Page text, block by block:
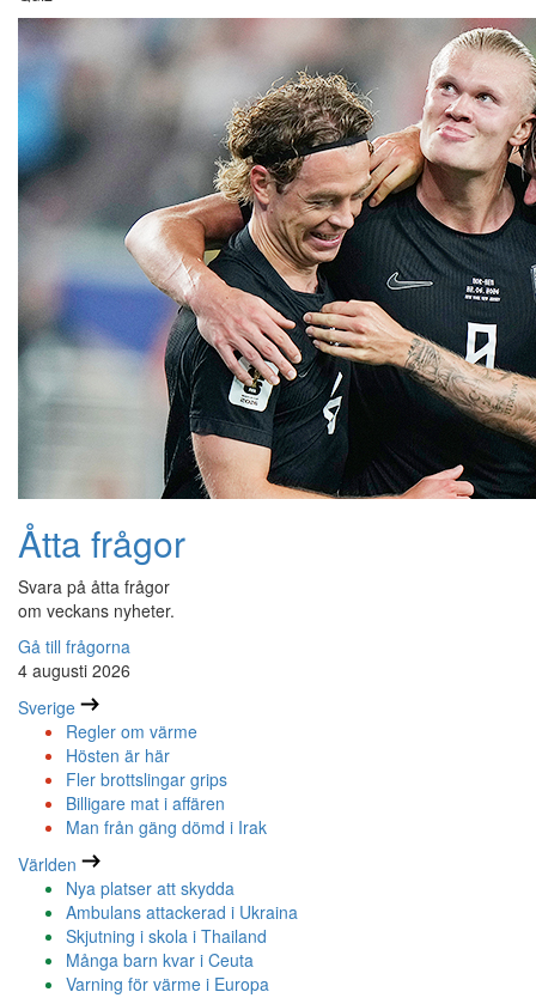
Åtta frågor
Svara på åtta frågor
om veckans nyheter.
Gå till frågorna
4 augusti 2026
Sverige
Regler om värme
Hösten är här
Fler brottslingar grips
Billigare mat i affären
Man från gäng dömd i Irak
Världen
Nya platser att skydda
Ambulans attackerad i Ukraina
Skjutning i skola i Thailand
Många barn kvar i Ceuta
Varning för värme i Europa